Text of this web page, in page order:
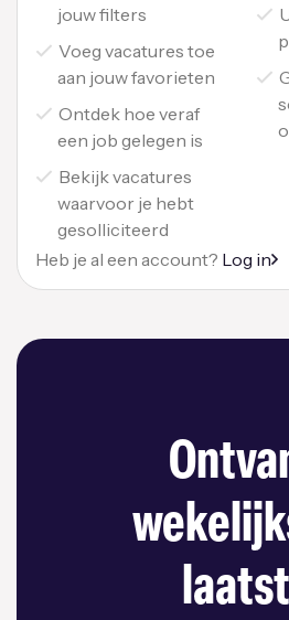
jouw filters
Voeg vacatures toe
aan jouw favorieten
Ontdek hoe veraf
een job gelegen is
Bekijk vacatures
waarvoor je hebt
gesolliciteerd
Heb je al een account? Log in